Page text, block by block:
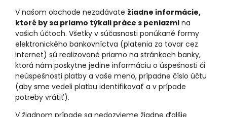
V našom obchode nezadávate žiadne informácie,
ktoré by sa priamo týkali práce s peniazmi na
vašich účtoch. Všetky v súčasnosti ponúkané formy
elektronického bankovníctva (platenia za tovar cez
internet) sú realizované priamo na stránkach banky,
ktorá nám poskytne jedine informáciu o úspešnosti či
neúspešnosti platby a vaše meno, prípadne číslo účtu
(aby sme vedeli platbu identifikovať a v prípade
potreby vrátiť).
V žiadnom prípade sa nedozvieme žiadne ďalšie